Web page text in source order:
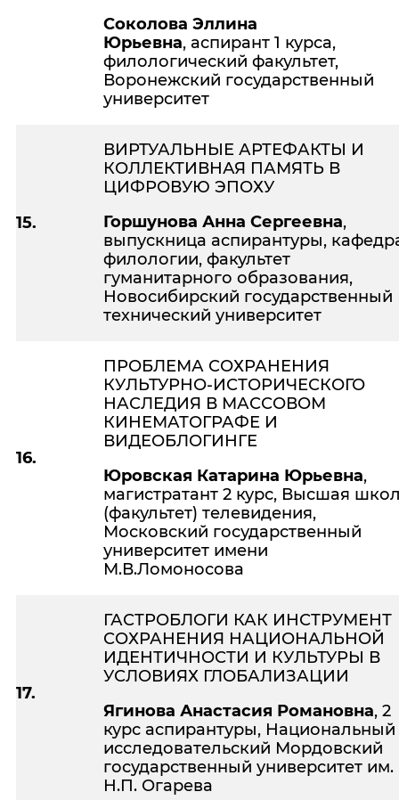
Соколова Эллина
Юрьевна, аспирант 1 курса,
филологический факультет,
Воронежский государственный
университет
15.
ВИРТУАЛЬНЫЕ АРТЕФАКТЫ И
КОЛЛЕКТИВНАЯ ПАМЯТЬ В
ЦИФРОВУЮ ЭПОХУ
Горшунова Анна Сергеевна,
выпускница аспирантуры,
филологии, факультет
гуманитарного образования,
Новосибирский государственный
технический университет
16.
ПРОБЛЕМА СОХРАНЕНИЯ
КУЛЬТУРНО-ИСТОРИЧЕСКОГО
НАСЛЕДИЯ В МАССОВОМ
КИНЕМАТОГРАФЕ И
ВИДЕОБЛОГИНГЕ
Юровская Катарина Юрьевна,
магистратант 2 курс, Высшая
(факультет) телевидения,
Московский государственный
университет имени
М.В.Ломоносова
17.
ГАСТРОБЛОГИ КАК ИНСТРУМЕНТ
СОХРАНЕНИЯ НАЦИОНАЛЬНОЙ
ИДЕНТИЧНОСТИ И КУЛЬТУРЫ В
УСЛОВИЯХ ГЛОБАЛИЗАЦИИ
Ягинова Анастасия Романовна, 2
курс аспирантуры, Национальный
исследовательский Мордовский
государственный университет им.
Н.П. Огарева